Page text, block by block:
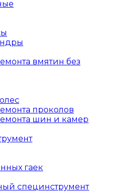
вмятин без
проколов
шин и камер
гаек
специнструмент